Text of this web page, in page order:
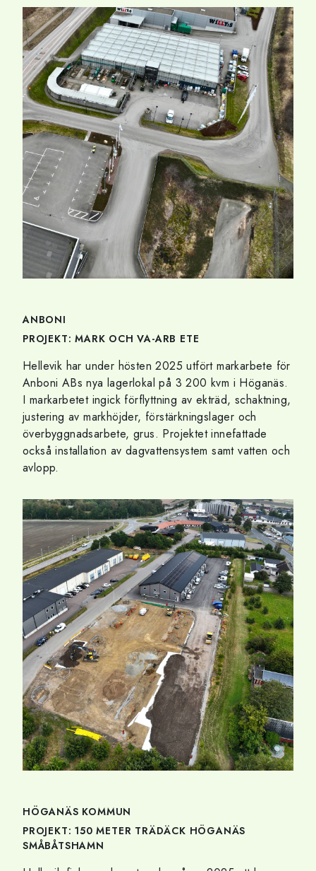
ANBONI
PROJEKT: MARK OCH VA-ARB ETE
Hellevik har under hösten 2025 utfört markarbete för
Anboni ABs nya lagerlokal på 3 200 kvm i Höganäs.
I markarbetet ingick förflyttning av ekträd, schaktning,
justering av markhöjder, förstärkningslager och
överbyggnadsarbete, grus. Projektet innefattade
också installation av dagvattensystem samt vatten och
avlopp.
HÖGANÄS KOMMUN
PROJEKT: 150 METER TRÄDÄCK HÖGANÄS
SMÅBÅTSHAMN